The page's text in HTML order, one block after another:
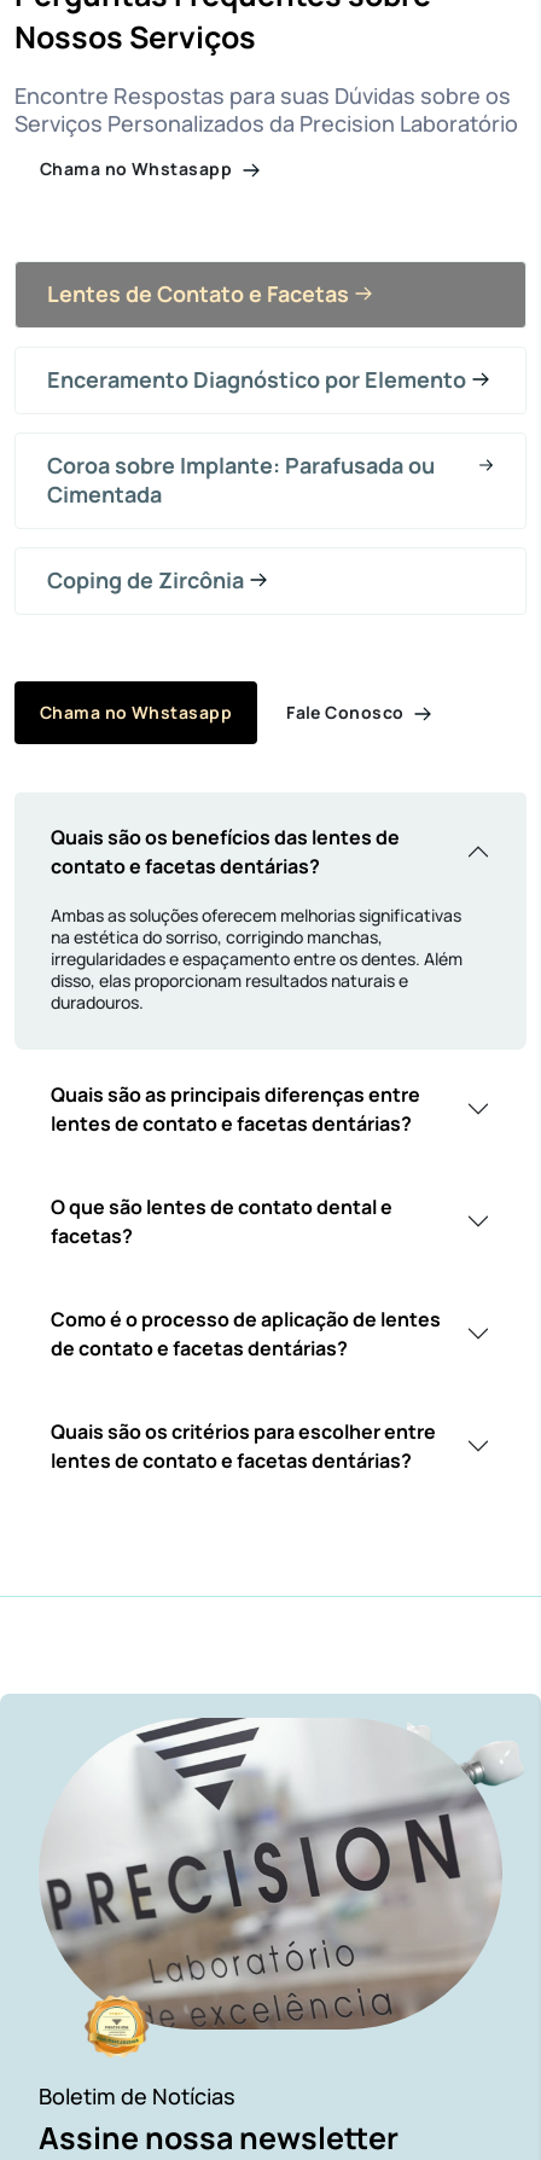
Nossos Serviços
Encontre Respostas para suas Dúvidas sobre os
Serviços Personalizados da Precision Laboratório
Chama no Whstasapp
Lentes de Contato e Facetas
Enceramento Diagnóstico por Elemento
Coroa sobre Implante: Parafusada ou
Cimentada
Coping de Zircônia
Chama no Whstasapp Fale Conosco
Quais são os benefícios das lentes de
contato e facetas dentárias?
Ambas as soluções oferecem melhorias significativas
na estética do sorriso, corrigindo manchas,
irregularidades e espaçamento entre os dentes. Além
disso, elas proporcionam resultados naturais e
duradouros.
Quais são as principais diferenças entre
lentes de contato e facetas dentárias?
O que são lentes de contato dental e
facetas?
Como é o processo de aplicação de lentes
de contato e facetas dentárias?
Quais são os critérios para escolher entre
lentes de contato e facetas dentárias?
Boletim de Notícias
Assine nossa newsletter